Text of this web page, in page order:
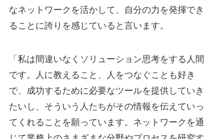
なネットワークを活かして、自分の力を発揮でき
ることに誇りを感じていると言います。
「私は間違いなくソリューション思考をする人間
です。人に教えること、人をつなぐことも好き
で、成功するために必要なツールを提供していき
たいし、そういう人たちがその情報を伝えていっ
てくれることを願っています。ネットワークを通